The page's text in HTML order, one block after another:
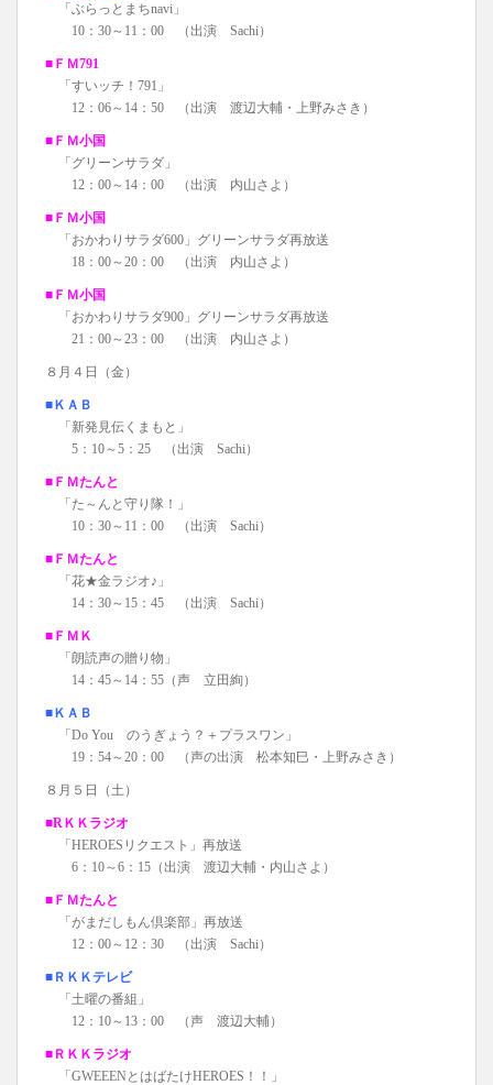
「ぶらっとまちnavi」
10：30～11：00 （出演 Sachi）
■ＦＭ791
「すいッチ！791」
12：06～14：50 （出演 渡辺大輔・上野みさき）
■ＦＭ小国
「グリーンサラダ」
12：00～14：00 （出演 内山さよ）
■ＦＭ小国
「おかわりサラダ600」グリーンサラダ再放送
18：00～20：00 （出演 内山さよ）
■ＦＭ小国
「おかわりサラダ900」グリーンサラダ再放送
21：00～23：00 （出演 内山さよ）
８月４日（金）
■ＫＡＢ
「新発見伝くまもと」
5：10～5：25 （出演 Sachi）
■ＦＭたんと
「た～んと守り隊！」
10：30～11：00 （出演 Sachi）
■ＦＭたんと
「花★金ラジオ♪」
14：30～15：45 （出演 Sachi）
■ＦＭＫ
「朗読声の贈り物」
14：45～14：55（声 立田絢）
■ＫＡＢ
「Do You のうぎょう？＋プラスワン」
19：54～20：00 （声の出演 松本知巳・上野みさき）
８月５日（土）
■RＫＫラジオ
「HEROESリクエスト」再放送
6：10～6：15（出演 渡辺大輔・内山さよ）
■ＦＭたんと
「がまだしもん倶楽部」再放送
12：00～12：30 （出演 Sachi）
■ＲＫＫテレビ
「土曜の番組」
12：10～13：00 （声 渡辺大輔）
■ＲＫＫラジオ
「GWEEENとはばたけHEROES！！」